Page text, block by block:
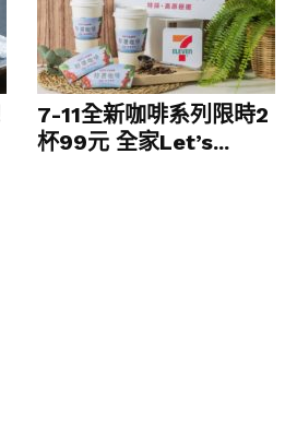
Q，因此多數家庭仍以白米為
間需比白米多一倍，如果與
，與白米一起泡即可。
喜愛的米飯口感也不相同，
間，按下按鈕即可。
7-11全新咖啡系列限時2
杯99元 全家Let’s...